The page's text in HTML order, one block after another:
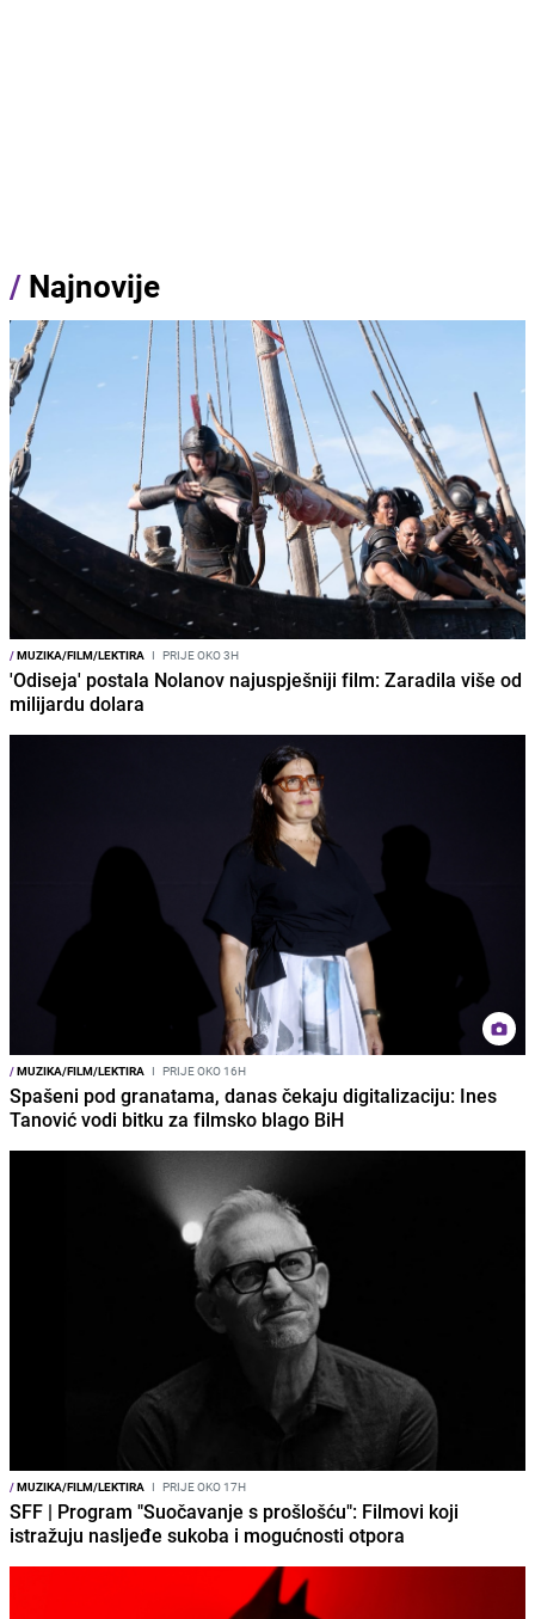
/ Najnovije
/MUZIKA/FILM/LEKTIRA I PRIJE OKO 3H
'Odiseja' postala Nolanov najuspješniji film: Zaradila više od
milijardu dolara
/MUZIKA/FILM/LEKTIRA I PRIJE OKO 16H
Spašeni pod granatama, danas čekaju digitalizaciju: Ines
Tanović vodi bitku za filmsko blago BiH
/MUZIKA/FILM/LEKTIRA I PRIJE OKO 17H
SFF | Program "Suočavanje s prošlošću": Filmovi koji
istražuju nasljeđe sukoba i mogućnosti otpora